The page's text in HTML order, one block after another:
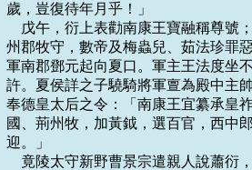
歲，豈復待年月乎！」
戊午，衍上表勸南康王寶融稱尊
州郡牧守，數帝及梅蟲兒、茹法珍罪
軍南郡鄧元起向夏口。軍主王法度坐
許。夏侯詳之子驍騎將軍亶為殿中主
奉德皇太后之令：「南康王宜纂承皇
國、荊州牧，加黃鉞，選百官，西中
迎。」
竟陵太守新野曹景宗遣親人說蕭